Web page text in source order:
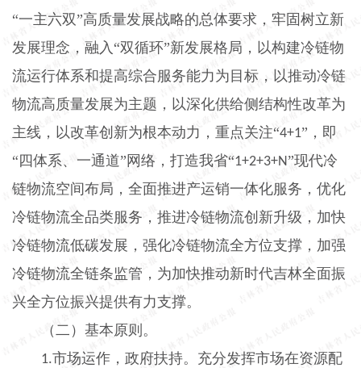
“一主六双”高质量发展战略的总体要求，牢固树立新
发展理念，融入“双循环”新发展格局，以构建冷链物
流运行体系和提高综合服务能力为目标，以推动冷链
物流高质量发展为主题，以深化供给侧结构性改革为
主线，以改革创新为根本动力，重点关注“4+1”，即
“四体系、一通道”网络，打造我省“1+2+3+N”现代冷
链物流空间布局，全面推进产运销一体化服务，优化
冷链物流全品类服务，推进冷链物流创新升级，加快
冷链物流低碳发展，强化冷链物流全方位支撑，加强
冷链物流全链条监管，为加快推动新时代吉林全面振
兴全方位振兴提供有力支撑。
（二）基本原则。
1.市场运作，政府扶持。充分发挥市场在资源配